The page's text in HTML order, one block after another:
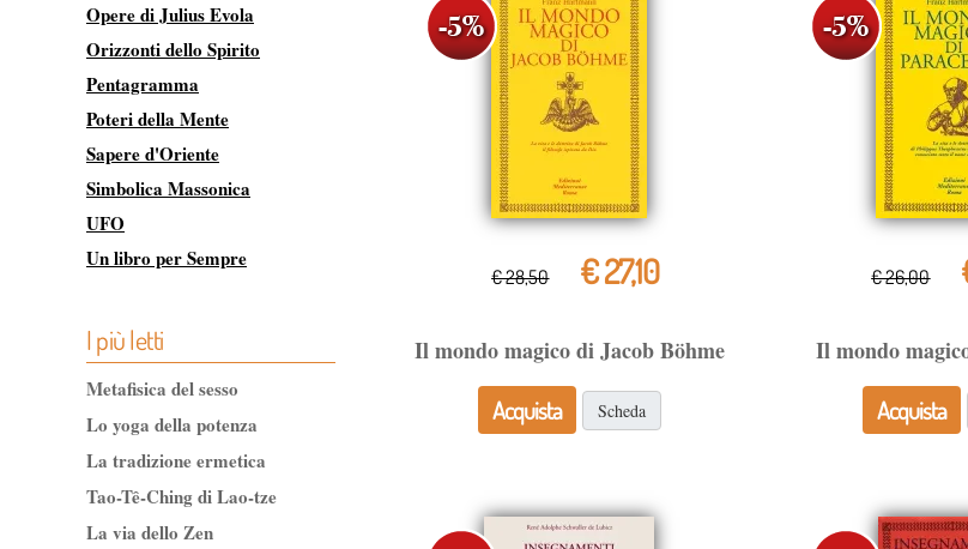
€ 28,50 € 27,10
Il mondo magico di Jacob Böhme
Acquista
Scheda
€ 26,00
Il mondo
Acquista
Opere di Julius Evola
Orizzonti dello Spirito
Pentagramma
Poteri della Mente
Sapere d'Oriente
Simbolica Massonica
UFO
Un libro per Sempre
I più letti
Metafisica del sesso
Lo yoga della potenza
La tradizione ermetica
Tao-Tê-Ching di Lao-tze
La via dello Zen